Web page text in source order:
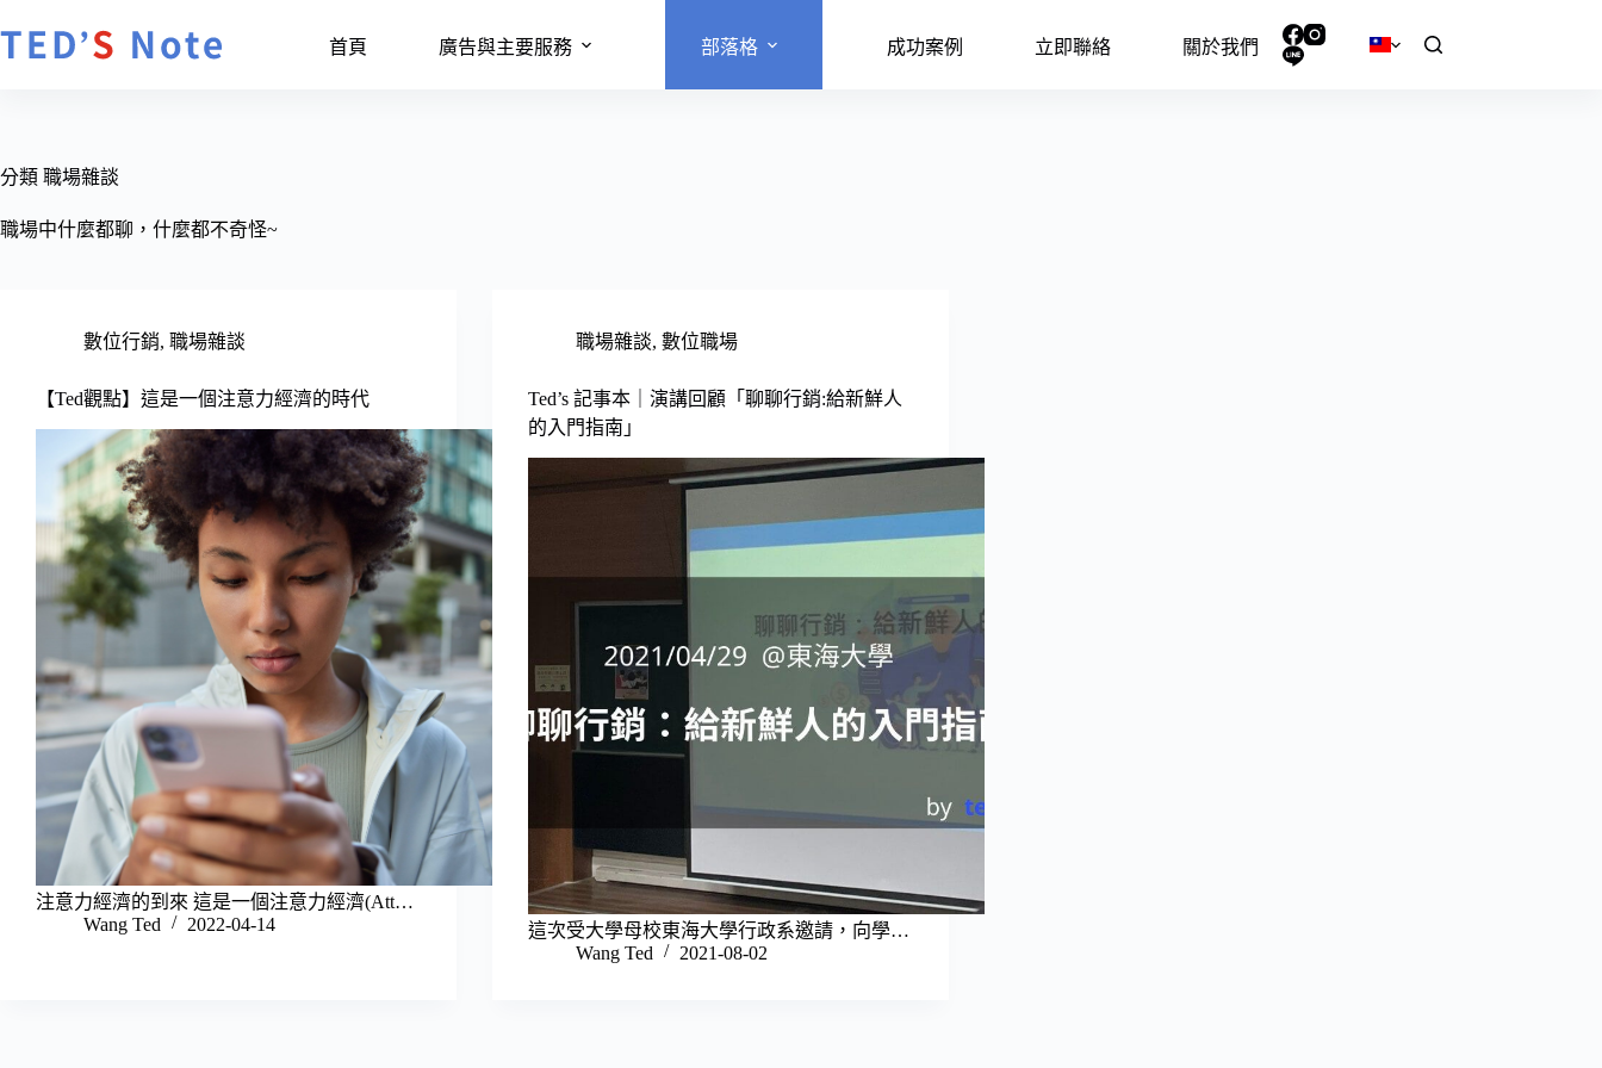
首頁 廣告與主要服務 部落格 成功案例 立即聯絡 關於我們
分類 職場雜談
職場中什麼都聊，什麼都不奇怪~
數位行銷, 職場雜談
【Ted觀點】這是一個注意力經濟的時代
注意力經濟的到來 這是一個注意力經濟(Att…
Wang Ted
2022-04-14
職場雜談,數位職場
Ted’s 記事本｜演講回顧「聊聊行銷:給新鮮人
的入門指南」
這次受大學母校東海大學行政系邀請，向學…
Wang Ted
2021-08-02